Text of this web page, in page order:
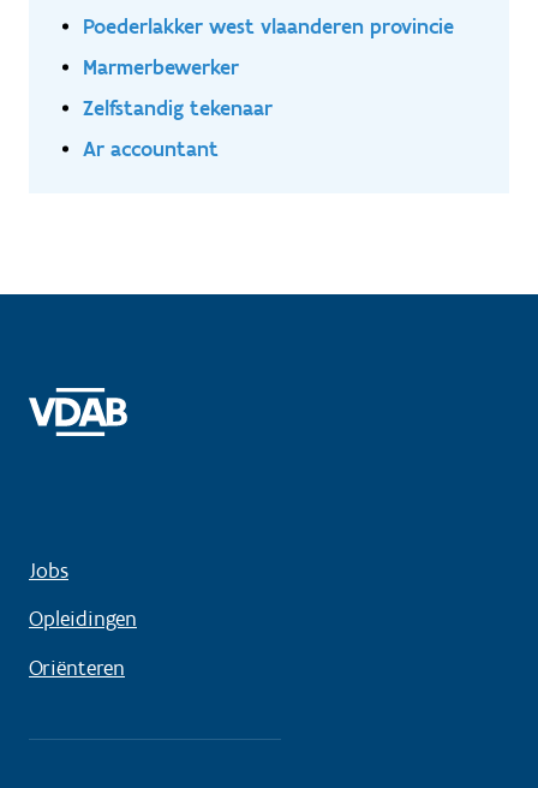
Poederlakker west vlaanderen provincie
Marmerbewerker
Zelfstandig tekenaar
Ar accountant
Jobs
Opleidingen
Oriënteren